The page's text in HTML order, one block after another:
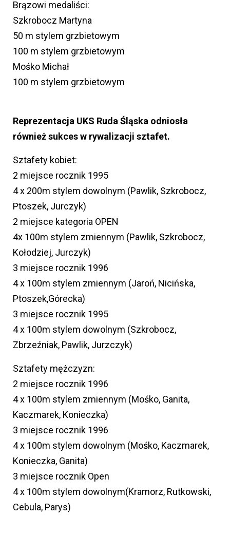
Brązowi medaliści:
Szkrobocz Martyna
50 m stylem grzbietowym
100 m stylem grzbietowym
Mośko Michał
100 m stylem grzbietowym
Reprezentacja UKS Ruda Śląska odniosła
również sukces w rywalizacji sztafet.
Sztafety kobiet:
2 miejsce rocznik 1995
4 x 200m stylem dowolnym (Pawlik, Szkrobocz,
Ptoszek, Jurczyk)
2 miejsce kategoria OPEN
4x 100m stylem zmiennym (Pawlik, Szkrobocz,
Kołodziej, Jurczyk)
3 miejsce rocznik 1996
4 x 100m stylem zmiennym (Jaroń, Nicińska,
Ptoszek,Górecka)
3 miejsce rocznik 1995
4 x 100m stylem dowolnym (Szkrobocz,
Zbrzeźniak, Pawlik, Jurzczyk)
Sztafety mężczyzn:
2 miejsce rocznik 1996
4 x 100m stylem zmiennym (Mośko, Ganita,
Kaczmarek, Konieczka)
3 miejsce rocznik 1996
4 x 100m stylem dowolnym (Mośko, Kaczmarek,
Konieczka, Ganita)
3 miejsce rocznik Open
4 x 100m stylem dowolnym(Kramorz, Rutkowski,
Cebula, Parys)